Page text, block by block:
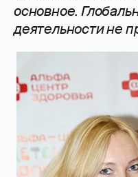
основное.
деятельности не